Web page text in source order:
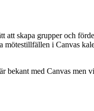
att skapa grupper och
mötestillfällen i Canvas
bekant med Canvas men